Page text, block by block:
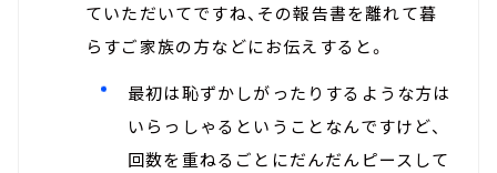
ていただいてですね、その報告書を離れて暮
らすご家族の方などにお伝えすると。
最初は恥ずかしがったりするような方は
いらっしゃるということなんですけど、
回数を重ねるごとにだんだんピースして